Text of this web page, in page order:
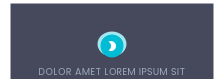


DOLOR AMET LOREM IPSUM SIT